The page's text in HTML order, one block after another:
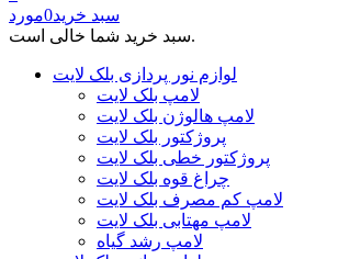
سبد خرید0مورد
سبد خرید شما خالی است.
لوازم نور پردازی بلک لایت
لامپ بلک لایت
لامپ هالوژن بلک لایت
پروژکتور بلک لایت
پروژکتور خطی بلک لایت
چراغ قوه بلک لایت
لامپ کم مصرف بلک لایت
لامپ مهتابی بلک لایت
لامپ رشد گیاه